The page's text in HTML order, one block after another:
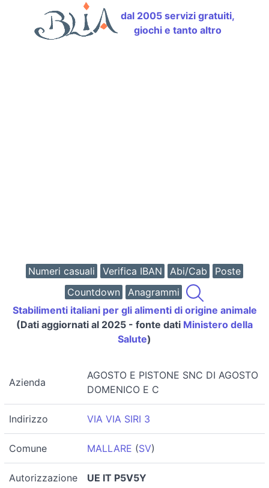
dal 2005 servizi gratuiti,
giochi e tanto altro
Numeri casuali Verifica IBAN Abi/Cab
Poste
Countdown
Anagrammi
Stabilimenti italiani per gli alimenti di origine animale
(Dati aggiornati al 2025 - fonte dati Ministero della
Salute)
Azienda
AGOSTO E PISTONE SNC DI AGOSTO
DOMENICO E C
Indirizzo VIA VIA SIRI 3
Comune MALLARE (SV)
Autorizzazione UE IT P5V5Y